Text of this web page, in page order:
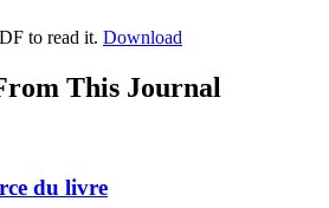
to read it. Download
This Journal
du livre